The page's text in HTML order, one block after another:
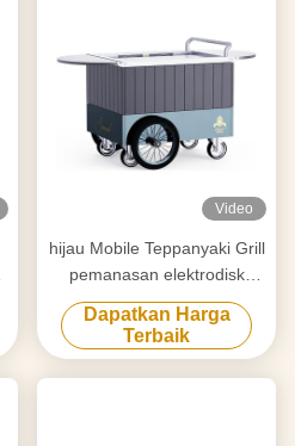
Video
hijau Mobile Teppanyaki Grill
pemanasan elektrodisk
Pergerakan bebas Papan
kelas makanan Hibachi Grill
Table
Dapatkan Harga
Terbaik